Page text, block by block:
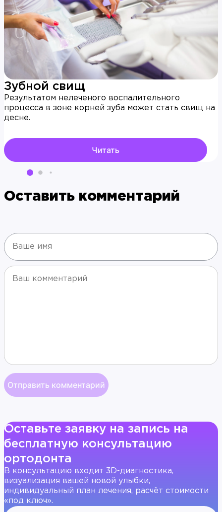
Зубной свищ
Результатом нелеченого воспалительного
процесса в зоне корней зуба может стать свищ на
десне.
Читать
Оставить комментарий
Оставьте заявку на запись на
бесплатную консультацию
ортодонта
В консультацию входит 3D-диагностика,
визуализация вашей новой улыбки,
индивидуальный план лечения, расчёт стоимости
«под ключ».